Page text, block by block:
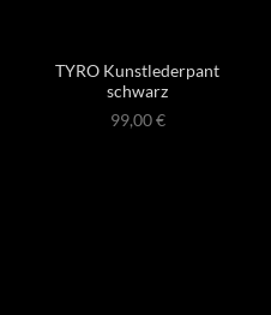
TYRO Kunstlederpant
schwarz
99,00€